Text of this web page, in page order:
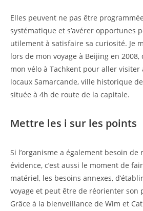
Elles peuvent ne pas être
systématique et s’avérer opportunes
utilement à satisfaire sa curiosité. Je
lors de mon voyage à Beijing en
mon vélo à Tachkent pour aller visiter
locaux Samarcande, ville historique
située à 4h de route de la capitale.
Mettre les i sur les points
Si l’organisme a également besoin de
évidence, c’est aussi le moment de
matériel, les besoins annexes,
voyage et peut être de réorienter son
Grâce à la bienveillance de Wim et